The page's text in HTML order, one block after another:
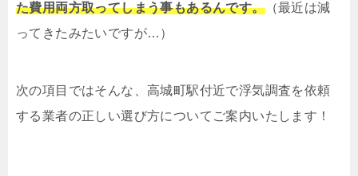
た費用両方取ってしまう事もあるんです。（最近は減
ってきたみたいですが…）
次の項目ではそんな、高城町駅付近で浮気調査を依頼
する業者の正しい選び方についてご案内いたします！